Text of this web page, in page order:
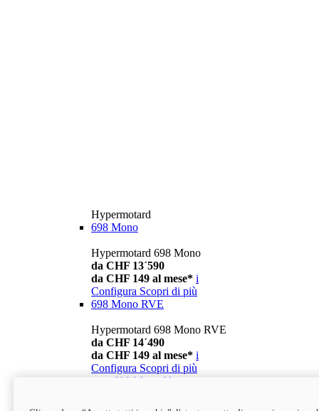
Hypermotard
698 Mono
Hypermotard 698 Mono
da CHF 13´590
da CHF 149 al mese* i
Configura Scopri di più
698 Mono RVE
Hypermotard 698 Mono RVE
da CHF 14´490
da CHF 149 al mese* i
Configura Scopri di più
698 Mono Nera
Hypermotard 698 Mono Nera